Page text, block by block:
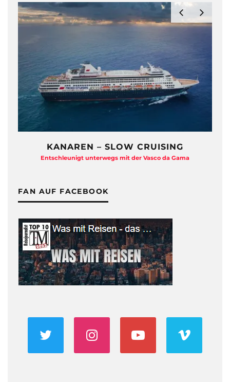
KANAREN – SLOW CRUISING
Entschleunigt unterwegs mit der Vasco da Gama
FAN AUF FACEBOOK